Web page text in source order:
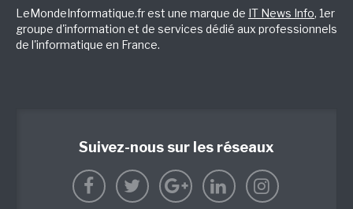
LeMondeInformatique.fr est une marque de IT News Info, 1er
groupe d'information et de services dédié aux professionnels
de l'informatique en France.
Suivez-nous sur les réseaux